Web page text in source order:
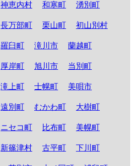
神恵内村 和寒町 湧別町
長万部町 栗山町 初山別村
羅臼町 滝川市 蘭越町
厚岸町 旭川市 当別町
滝上町 士幌町 美唄市
遠別町 むかわ町 大樹町
ニセコ町 比布町 美幌町
新篠津村 古平町 下川町